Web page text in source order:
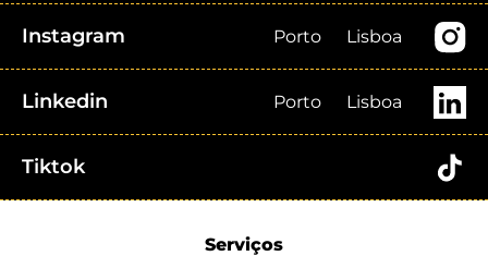
Instagram Porto Lisboa
Linkedin Porto Lisboa
Tiktok
Serviços